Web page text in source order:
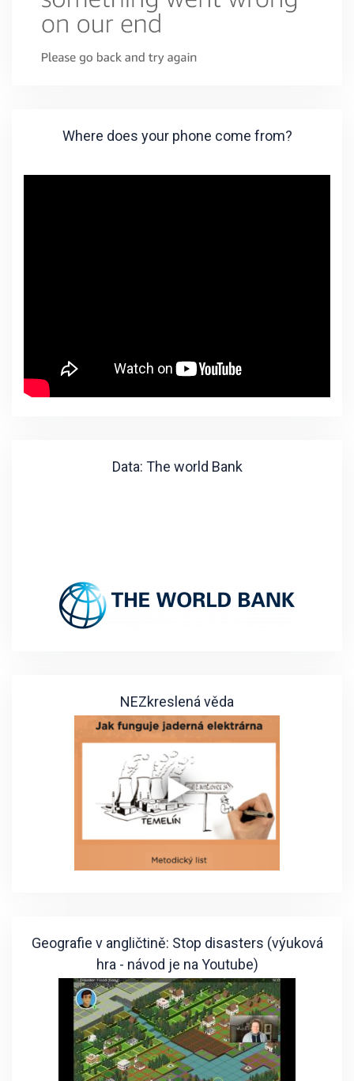
Where does your phone come from?
Data: The world Bank
NEZkreslená věda
Geografie v angličtině: Stop disasters (výuková
hra - návod je na Youtube)